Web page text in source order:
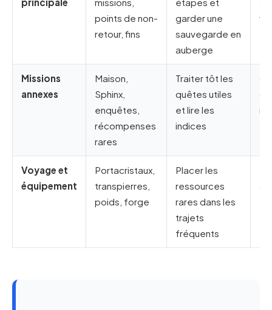
points de non-
retour, fins
garder une
sauvegarde en
auberge
Missions
annexes
Maison,
Sphinx,
enquêtes,
récompenses
rares
Traiter tôt les
quêtes utiles
et lire les
indices
Voyage et
équipement
Portacristaux,
transpierres,
poids, forge
Placer les
ressources
rares dans les
trajets
fréquents